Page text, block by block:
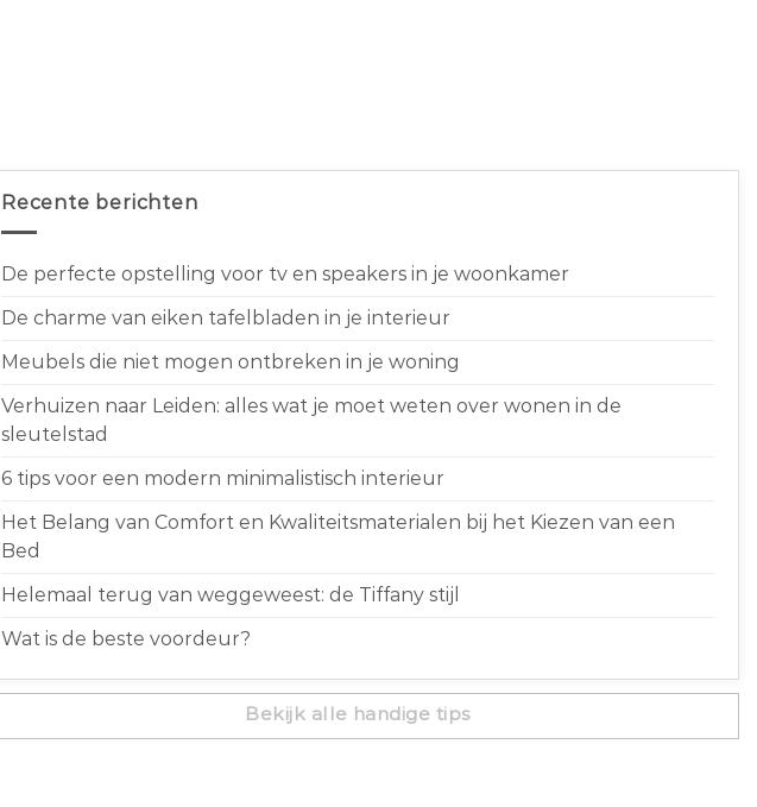
Recente berichten
De perfecte opstelling voor tv en speakers in je woonkamer
De charme van eiken tafelbladen in je interieur
Meubels die niet mogen ontbreken in je woning
Verhuizen naar Leiden: alles wat je moet weten over wonen in de
sleutelstad
6 tips voor een modern minimalistisch interieur
Het Belang van Comfort en Kwaliteitsmaterialen bij het Kiezen van een
Bed
Helemaal terug van weggeweest: de Tiffany stijl
Wat is de beste voordeur?
Bekijk alle handige tips